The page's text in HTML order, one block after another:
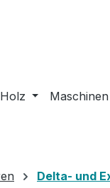
Delta- und